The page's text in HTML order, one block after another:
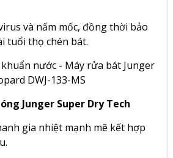
và nấm mốc, đồng thời bảo
tuổi thọ chén bát.
Junger Super Dry Tech
gia nhiệt mạnh mẽ kết hợp